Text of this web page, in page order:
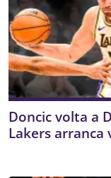
Doncic volta a
Lakers